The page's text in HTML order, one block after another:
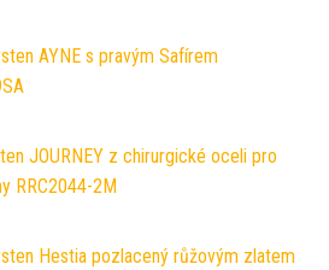
AYNE s pravým Safírem
JOURNEY z chirurgické oceli pro
RRC2044-2M
Hestia pozlacený růžovým zlatem